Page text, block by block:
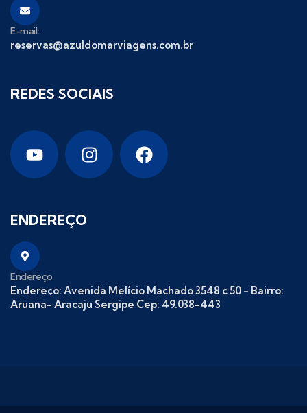
E-mail:
reservas@azuldomarviagens.com.br
REDES SOCIAIS
ENDEREÇO
Endereço
Endereço: Avenida Melício Machado 3548 c 50 - Bairro:
Aruana- Aracaju Sergipe Cep: 49.038-443